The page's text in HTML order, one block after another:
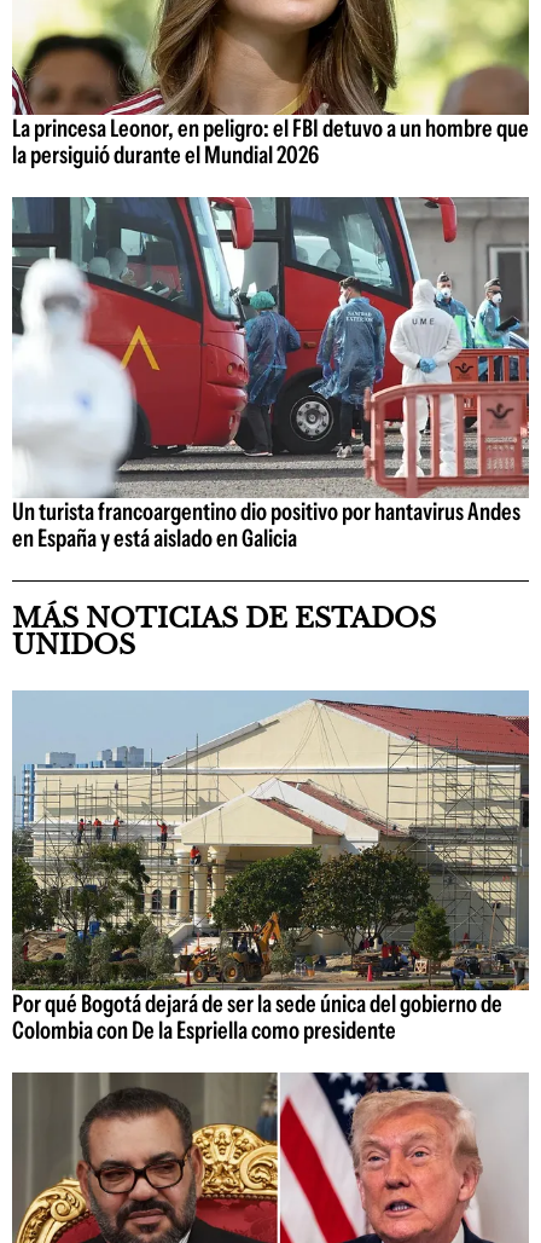
La princesa Leonor, en peligro: el FBI detuvo a un hombre que
la persiguió durante el Mundial 2026
Un turista francoargentino dio positivo por hantavirus Andes
en España y está aislado en Galicia
MÁS NOTICIAS DE ESTADOS
UNIDOS
Por qué Bogotá dejará de ser la sede única del gobierno de
Colombia con De la Espriella como presidente